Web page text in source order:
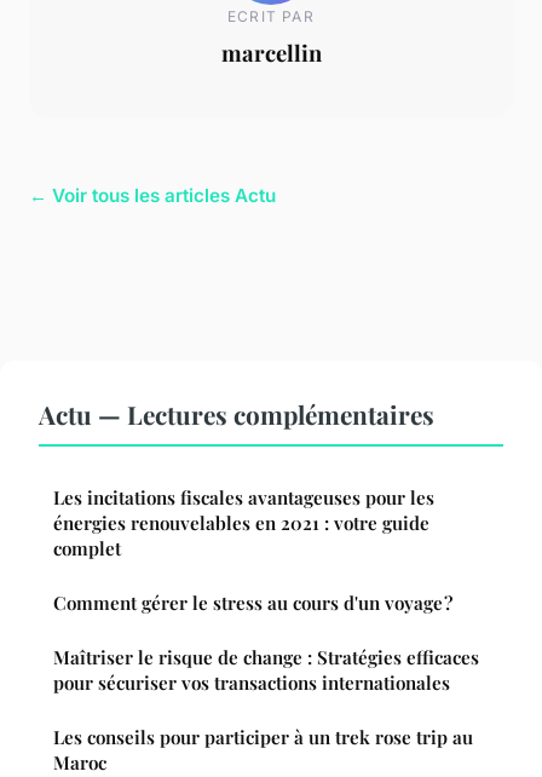
ECRIT PAR
marcellin
← Voir tous les articles Actu
Actu — Lectures complémentaires
Les incitations fiscales avantageuses pour les
énergies renouvelables en 2021 : votre guide
complet
Comment gérer le stress au cours d'un voyage ?
Maîtriser le risque de change : Stratégies efficaces
pour sécuriser vos transactions internationales
Les conseils pour participer à un trek rose trip au
Maroc